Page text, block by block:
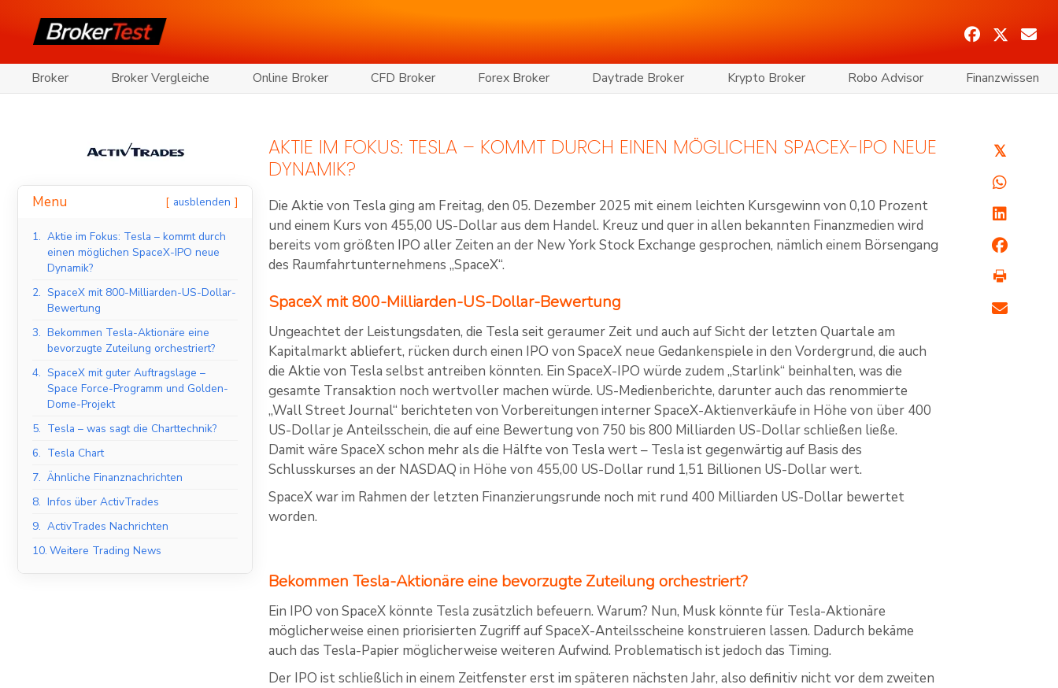
Broker Broker Vergleiche Online Broker CFD Broker Forex Broker Daytrade Broker Krypto Broker Robo Advisor Finanzwissen
Menu ausblenden
1. Aktie im Fokus: Tesla – kommt durch
einen möglichen SpaceX-IPO neue
Dynamik?
2. SpaceX mit 800-Milliarden-US-Dollar-
Bewertung
3. Bekommen Tesla-Aktionäre eine
bevorzugte Zuteilung orchestriert?
4. SpaceX mit guter Auftragslage –
Space Force-Programm und Golden-
Dome-Projekt
5. Tesla – was sagt die Charttechnik?
6. Tesla Chart
7. Ähnliche Finanznachrichten
8. Infos über ActivTrades
9. ActivTrades Nachrichten
10. Weitere Trading News
AKTIE IM FOKUS: TESLA – KOMMT DURCH EINEN MÖGLICHEN SPACEX-IPO NEUE
DYNAMIK?
Die Aktie von Tesla ging am Freitag, den 05. Dezember 2025 mit einem leichten Kursgewinn von 0,10 Prozent
und einem Kurs von 455,00 US-Dollar aus dem Handel. Kreuz und quer in allen bekannten Finanzmedien wird
bereits vom größten IPO aller Zeiten an der New York Stock Exchange gesprochen, nämlich einem Börsengang
des Raumfahrtunternehmens „SpaceX“.
SpaceX mit 800-Milliarden-US-Dollar-Bewertung
Ungeachtet der Leistungsdaten, die Tesla seit geraumer Zeit und auch auf Sicht der letzten Quartale am
Kapitalmarkt abliefert, rücken durch einen IPO von SpaceX neue Gedankenspiele in den Vordergrund, die auch
die Aktie von Tesla selbst antreiben könnten. Ein SpaceX-IPO würde zudem „Starlink“ beinhalten, was die
gesamte Transaktion noch wertvoller machen würde. US-Medienberichte, darunter auch das renommierte
„Wall Street Journal“ berichteten von Vorbereitungen interner SpaceX-Aktienverkäufe in Höhe von über 400
US-Dollar je Anteilsschein, die auf eine Bewertung von 750 bis 800 Milliarden US-Dollar schließen ließe.
Damit wäre SpaceX schon mehr als die Hälfte von Tesla wert – Tesla ist gegenwärtig auf Basis des
Schlusskurses an der NASDAQ in Höhe von 455,00 US-Dollar rund 1,51 Billionen US-Dollar wert.
SpaceX war im Rahmen der letzten Finanzierungsrunde noch mit rund 400 Milliarden US-Dollar bewertet
worden.
Bekommen Tesla-Aktionäre eine bevorzugte Zuteilung orchestriert?
Ein IPO von SpaceX könnte Tesla zusätzlich befeuern. Warum? Nun, Musk könnte für Tesla-Aktionäre
möglicherweise einen priorisierten Zugriff auf SpaceX-Anteilsscheine konstruieren lassen. Dadurch bekäme
auch das Tesla-Papier möglicherweise weiteren Aufwind. Problematisch ist jedoch das Timing.
Der IPO ist schließlich in einem Zeitfenster erst im späteren nächsten Jahr, also definitiv nicht vor dem zweiten
𝕏